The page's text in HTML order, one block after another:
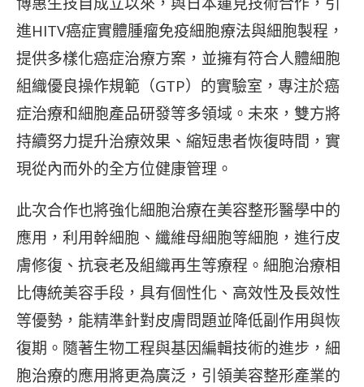
進HITV癌症實體腫瘤免疫細胞療法與細胞製程，
提供多樣化癌症治療方案，並擁有符合人體細胞
組織優良操作規範（GTP）的實驗室，專注於癌
症治療和細胞產品研發等多領域。未來，雙方將
持續努力提升治療效果、縮短患者恢復時間，實
現從內而外的全方位健康管理。
此次合作也將強化細胞治療在美容整形醫學中的
應用，利用幹細胞、纖維母細胞等細胞，進行皮
膚修復、抗衰老及組織再生等療程。細胞治療相
比傳統美容手段，具有個性化、高效性及長效性
等優勢，能精準針對皮膚問題並降低副作用與恢
復期。隨著生物工程與基因編輯技術的進步，細
胞治療的應用將更為廣泛，引領美容整形產業的